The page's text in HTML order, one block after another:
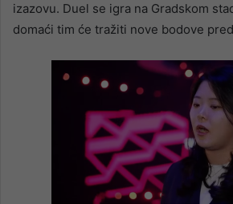
izazovu. Duel se igra na Gradskom
domaći tim će tražiti nove bodove